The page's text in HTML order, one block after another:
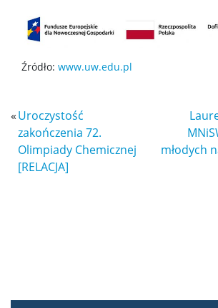
Exhibition „Chemistry is all around”
Dla szkół
Zjazd Dziekanów Wydziałów
Źródło: www.uw.edu.pl
«Uroczystość
zakończenia 72.
Olimpiady Chemicznej
[RELACJA]
młodych